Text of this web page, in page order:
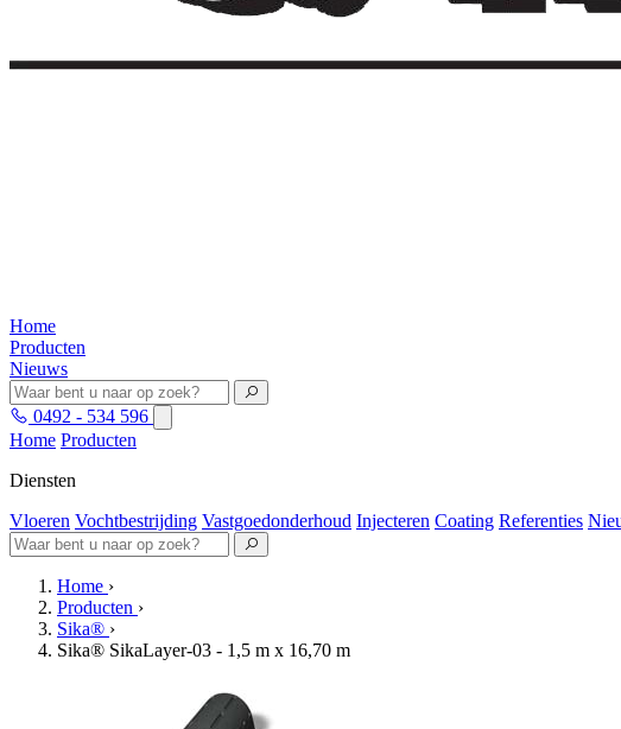
Home
Producten
Nieuws
0492 - 534 596
Home Producten
Diensten
Vloeren Vochtbestrijding Vastgoedonderhoud Injecteren Coating Referenties
Home ›
Producten ›
Sika® ›
Sika® SikaLayer-03 - 1,5 m x 16,70 m